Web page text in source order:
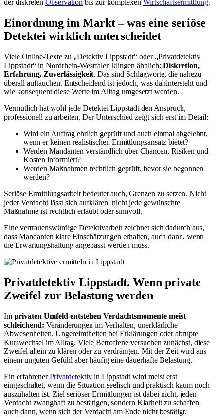
der diskreten Observation bis zur komplexen Wirtschaftsermittlung.​
Einordnung im Markt – was eine seriöse
Detektei wirklich unterscheidet
Viele Online-Texte zu „Detektiv Lippstadt“ oder „Privatdetektiv
Lippstadt“ in Nordrhein-Westfalen klingen ähnlich: Diskretion,
Erfahrung, Zuverlässigkeit. Das sind Schlagworte, die nahezu
überall auftauchen. Entscheidend ist jedoch, was dahintersteht und
wie konsequent diese Werte im Alltag umgesetzt werden.
Vermutlich hat wohl jede Detektei Lippstadt den Anspruch,
professionell zu arbeiten. Der Unterschied zeigt sich erst im Detail:
Wird ein Auftrag ehrlich geprüft und auch einmal abgelehnt,
wenn er keinen realistischen Ermittlungsansatz bietet?
Werden Mandanten verständlich über Chancen, Risiken und
Kosten informiert?
Werden Maßnahmen rechtlich geprüft, bevor sie begonnen
werden?
Seriöse Ermittlungsarbeit bedeutet auch, Grenzen zu setzen. Nicht
jeder Verdacht lässt sich aufklären, nicht jede gewünschte
Maßnahme ist rechtlich erlaubt oder sinnvoll.
Eine vertrauenswürdige Detektivarbeit zeichnet sich dadurch aus,
dass Mandanten klare Einschätzungen erhalten, auch dann, wenn
die Erwartungshaltung angepasst werden muss.
Privatdetektiv Lippstadt. Wenn private
Zweifel zur Belastung werden
Im privaten Umfeld entstehen Verdachtsmomente meist
schleichend: Veränderungen im Verhalten, unerklärliche
Abwesenheiten, Ungereimtheiten bei Erklärungen oder abrupte
Kurswechsel im Alltag. Viele Betroffene versuchen zunächst, diese
Zweifel allein zu klären oder zu verdrängen. Mit der Zeit wird aus
einem unguten Gefühl aber häufig eine dauerhafte Belastung.
Ein erfahrenerPrivatdetektiv in Lippstadt wird meist erst
eingeschaltet, wenn die Situation seelisch und praktisch kaum noch
auszuhalten ist. Ziel seriöser Ermittlungen ist dabei nicht, jeden
Verdacht zwanghaft zu bestätigen, sondern Klarheit zu schaffen,
auch dann, wenn sich der Verdacht am Ende nicht bestätigt.